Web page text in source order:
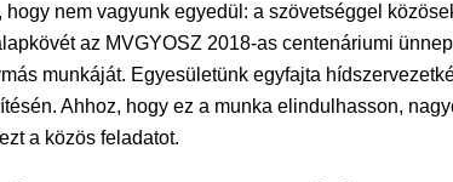
nem vagyunk egyedül: a szövetséggel
az MVGYOSZ 2018-as centenáriumi
munkáját. Egyesületünk egyfajta
Ahhoz, hogy ez a munka elindulhasson,
a közös feladatot.